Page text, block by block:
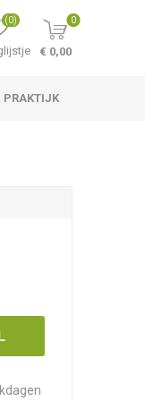
(0) 0
€ 0,00
PRAKTIJK